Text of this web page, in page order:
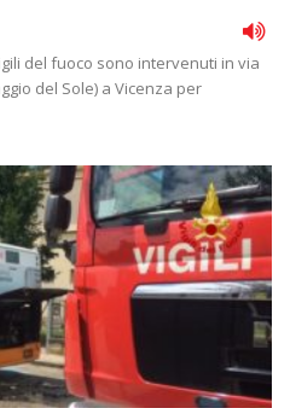
del fuoco sono intervenuti in via
del Sole) a Vicenza per